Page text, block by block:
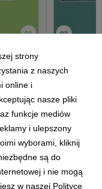
cykl sprzedaży
– inteligentna
strony
z naszych
online i
nasze pliki
funkcje mediów
i ulepszony
wyborami, kliknij
są do
i nie mogą
w naszej Polityce